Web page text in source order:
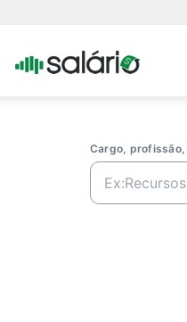
Portal
Cargo, profissão,